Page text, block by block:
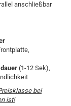
anschließbar
(1-12 Sek),
bei
ist!